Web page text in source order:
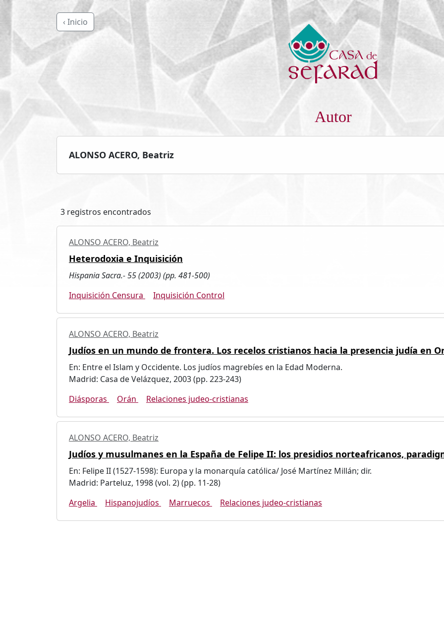
‹ Inicio
Autor
ALONSO ACERO, Beatriz
3 registros encontrados
ALONSO ACERO, Beatriz
Heterodoxia e Inquisición
Hispania Sacra.- 55 (2003) (pp. 481-500)
Inquisición Censura
Inquisición Control
ALONSO ACERO, Beatriz
Judíos en un mundo de frontera. Los recelos cristianos hacia la presencia judía en
En: Entre el Islam y Occidente. Los judíos magrebíes en la Edad Moderna.
Madrid: Casa de Velázquez, 2003 (pp. 223-243)
Diásporas
Orán Relaciones judeo-cristianas
ALONSO ACERO, Beatriz
Judíos y musulmanes en la España de Felipe II: los presidios norteafricanos,
En: Felipe II (1527-1598): Europa y la monarquía católica/ José Martínez Millán; dir.
Madrid: Parteluz, 1998 (vol. 2) (pp. 11-28)
Argelia
Hispanojudíos Marruecos Relaciones judeo-cristianas